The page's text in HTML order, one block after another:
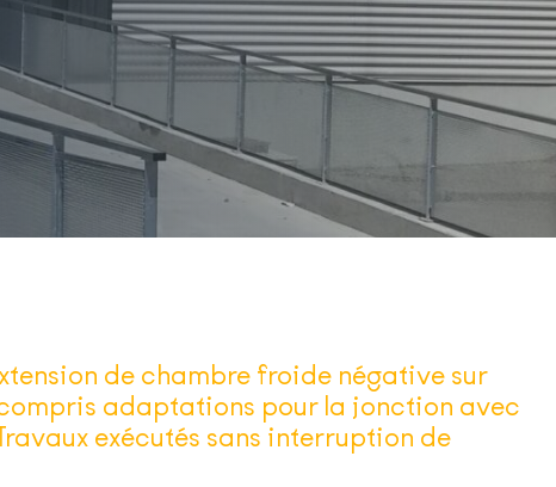
de chambre froide négative sur
adaptations pour la jonction avec
exécutés sans interruption de